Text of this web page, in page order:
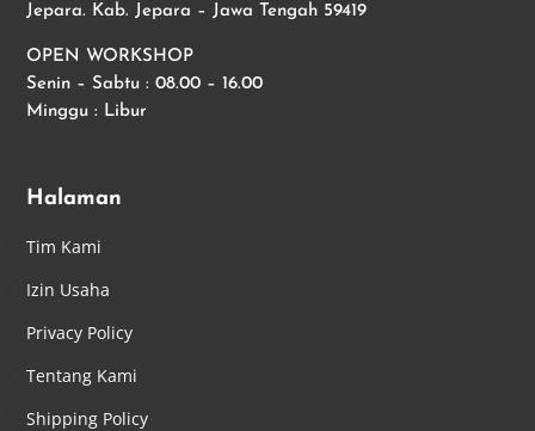
Jepara. Kab. Jepara – Jawa Tengah 59419
OPEN WORKSHOP
Senin – Sabtu : 08.00 – 16.00
Minggu : Libur
Halaman
Tim Kami
Izin Usaha
Privacy Policy
Tentang Kami
Shipping Policy